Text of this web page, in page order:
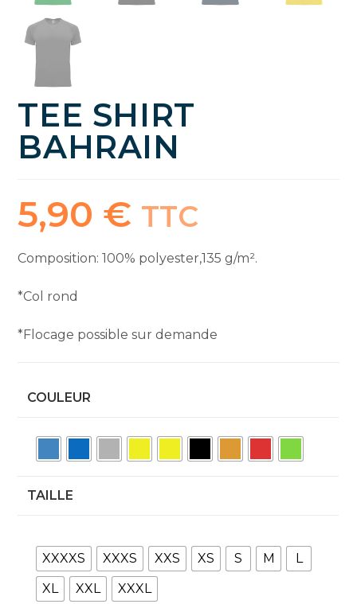
TEE SHIRT
BAHRAIN
5,90 € TTC
Composition: 100% polyester,135 g/m².
*Col rond
*Flocage possible sur demande
COULEUR
TAILLE
XXXXS XXXS XXS XS S M
L
XL
XXL XXXL